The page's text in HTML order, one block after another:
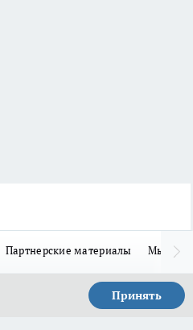
Партнерские материалы Мы в
Принять